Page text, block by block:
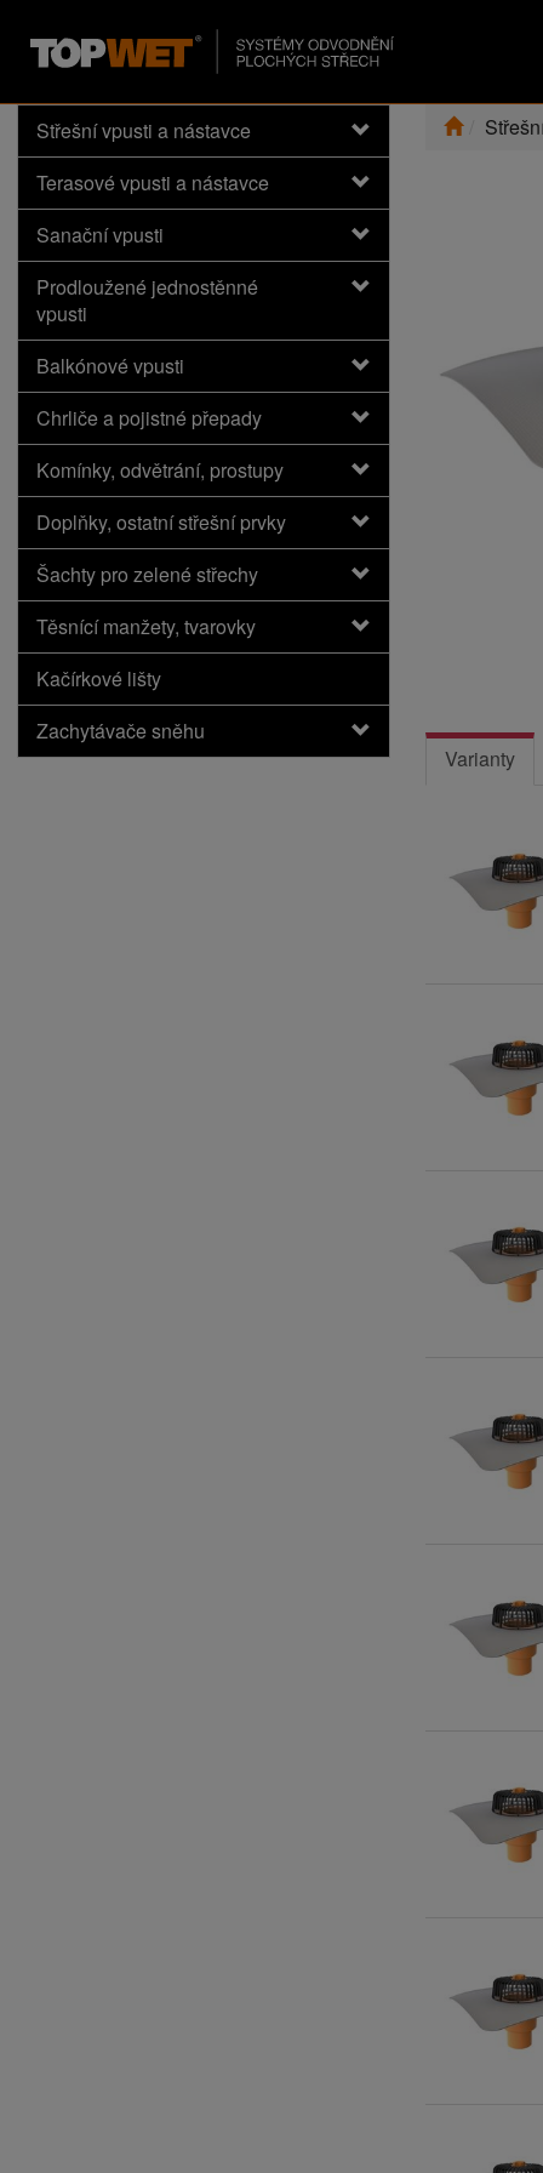
Střešní vpusti a nástavce
Terasové vpusti a nástavce
Sanační vpusti
Prodloužené jednostěnné
vpusti
Balkónové vpusti
Chrliče a pojistné přepady
Komínky, odvětrání, prostupy
Doplňky, ostatní střešní prvky
Šachty pro zelené střechy
Těsnící manžety, tvarovky
Kačírkové lišty
Zachytávače sněhu
Varianty